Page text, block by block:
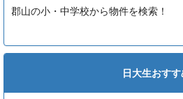
郡山の小・中学校から物件を検索！
日大生おす